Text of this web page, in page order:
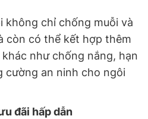
không chỉ chống muỗi và
còn có thể kết hợp thêm
như chống nắng, hạn
cường an ninh cho ngôi
đãi hấp dẫn